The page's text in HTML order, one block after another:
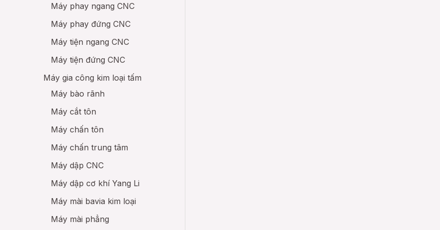
Máy phay ngang CNC
Máy phay đứng CNC
Máy tiện ngang CNC
Máy tiện đứng CNC
Máy gia công kim loại tấm
Máy bào rãnh
Máy cắt tôn
Máy chấn tôn
Máy chấn trung tâm
Máy dập CNC
Máy dập cơ khí Yang Li
Máy mài bavia kim loại
Máy mài phẳng